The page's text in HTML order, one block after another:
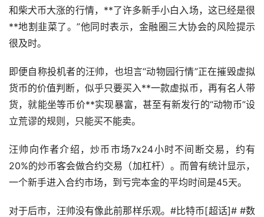
和柴犬币大涨的行情，**了许多新手小白入场，这已经是很
**地割韭菜了。”他同时表示，金融圈三大协会的风险提示
很及时。
即便自称投机者的汪帅，也坦言“动物园行情”正在摧毁虚拟
货币的价值判断，似乎只要买入**一款虚拟币，再有名人带
货，就能坐等币价**实现暴富，甚至有新发行的“动物币”设
立荒谬的规则，只能买不能卖。
汪帅向作者介绍，炒币市场7x24小时不间断交易，约有
20%的炒币客会做合约交易（加杠杆）。而曾有统计显示，
一个新手进入合约市场，到亏完本金的平均时间是45天。
对于后市，汪帅没有像此前那样乐观。#比特币[超话]# #数